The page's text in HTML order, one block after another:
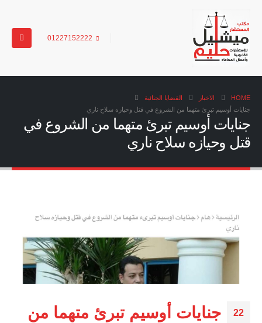
01227152222
HOME الاخبار
القضايا الجنائية
جنايات أوسيم تبرئ متهما من الشروع في قتل وحيازه سلاح ناري
جنايات أوسيم تبرئ متهما من الشروع في
قتل وحيازه سلاح ناري
22
جنايات أوسيم تبرئ متهما من